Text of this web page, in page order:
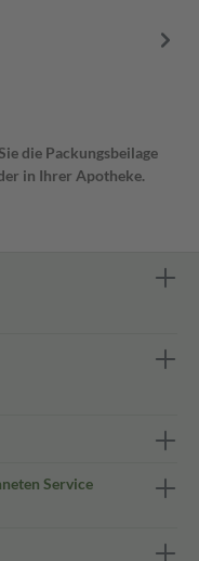
die Packungsbeilage
in Ihrer Apotheke.
Service